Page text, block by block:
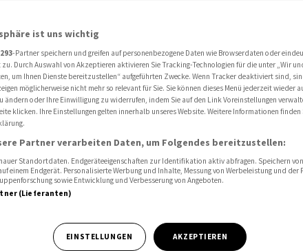
- aber jetzt noch nicht
aber
Bereitschaft,
ist uns wichtig
293-Partner speichern und greifen auf personenbezogene Daten wie Browserdaten oder
zu. Durch Auswahl von Akzeptieren aktivieren Sie Tracking-Technologien für die unter „Wir
um Ihnen Dienste bereitzustellen“ aufgeführten Zwecke. Wenn Tracker deaktiviert sind,
möglicherweise nicht mehr so relevant für Sie. Sie können dieses Menü jederzeit wieder
ändern oder Ihre Einwilligung zu widerrufen, indem Sie auf den Link Voreinstellungen
klicken. Ihre Einstellungen gelten innerhalb unseres Website. Weitere Informationen finden
Partner verarbeiten Daten, um Folgendes bereitzustellen:
Standortdaten. Endgeräteeigenschaften zur Identifikation aktiv abfragen. Speichern
einem Endgerät. Personalisierte Werbung und Inhalte, Messung von Werbeleistung und der
sowie Entwicklung und Verbesserung von Angeboten.
(Lieferanten)
EINSTELLUNGEN AKZEPTIEREN